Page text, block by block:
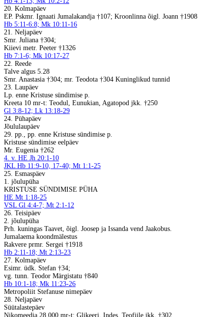
20. Kolmapäev
EP. Pskmr. Ignaati Jumalakandja †107; Kroonlinna õigl. Joann †1908
Hb 5:11-6:8; Mk 10:11-16
21. Neljapäev
Smr. Juliana †304;
Kiievi metr. Peeter †1326
Hb 7:1-6; Mk 10:17-27
22. Reede
Talve algus 5.28
Smr. Anastasia †304; mr. Teodota †304 Kuninglikud tunnid
23. Laupäev
Lp. enne Kristuse sündimise p.
Kreeta 10 mr-t: Teodul, Eunukian, Agatopod jkk. †250
Gl 3:8-12; Lk 13:18-29
24. Pühapäev
Jõululaupäev
29. pp., pp. enne Kristuse sündimise p.
Kristuse sündimise eelpäev
Mr. Eugenia †262
4. v. HE Jh 20:1-10
JKL Hb 11:9-10, 17-40; Mt 1:1-25
25. Esmaspäev
1. jõulupüha
KRISTUSE SÜNDIMISE PÜHA
HE Mt 1:18-25
VSL Gl 4:4-7; Mt 2:1-12
26. Teisipäev
2. jõulupüha
Prh. kuningas Taavet, õigl. Joosep ja Issanda vend Jaakobus.
Jumalaema koondmälestus
Rakvere prmr. Sergei †1918
Hb 2:11-18; Mt 2:13-23
27. Kolmapäev
Esimr. üdk. Stefan †34;
vg. tunn. Teodor Märgistatu †840
Hb 10:1-18; Mk 11:23-26
Metropoliit Stefanuse nimepäev
28. Neljapäev
Süütalastepäev
Nikomeedia 28 000 mr-t: Glikeeri, Indes, Teofiile jkk. †302